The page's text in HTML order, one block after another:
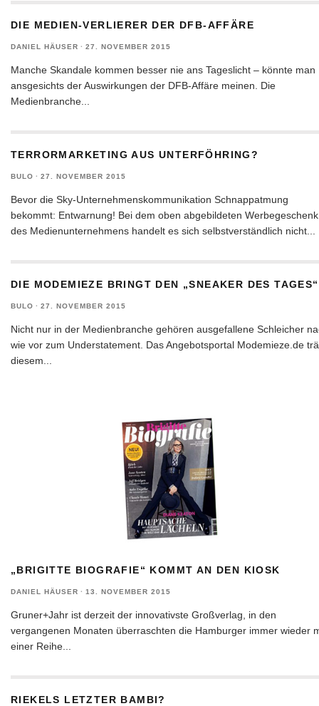
DIE MEDIEN-VERLIERER DER DFB-AFFÄRE
DANIEL HÄUSER · 27. NOVEMBER 2015
Manche Skandale kommen besser nie ans Tageslicht – könnte man
ansgesichts der Auswirkungen der DFB-Affäre meinen. Die
Medienbranche
TERRORMARKETING AUS UNTERFÖHRING?
BULO · 27. NOVEMBER 2015
Bevor die Sky-Unternehmenskommunikation Schnappatmung
bekommt: Entwarnung! Bei dem oben abgebildeten Werbegeschenk
des Medienunternehmens handelt es sich selbstverständlich nicht
DIE MODEMIEZE BRINGT DEN „SNEAKER DES TAGES“
BULO · 27. NOVEMBER 2015
Nicht nur in der Medienbranche gehören ausgefallene Schleicher
wie vor zum Understatement. Das Angebotsportal Modemieze.de
diesem
„BRIGITTE BIOGRAFIE“ KOMMT AN DEN KIOSK
DANIEL HÄUSER · 13. NOVEMBER 2015
Gruner+Jahr ist derzeit der innovativste Großverlag, in den
vergangenen Monaten überraschten die Hamburger immer wieder
einer Reihe
RIEKELS LETZTER BAMBI?